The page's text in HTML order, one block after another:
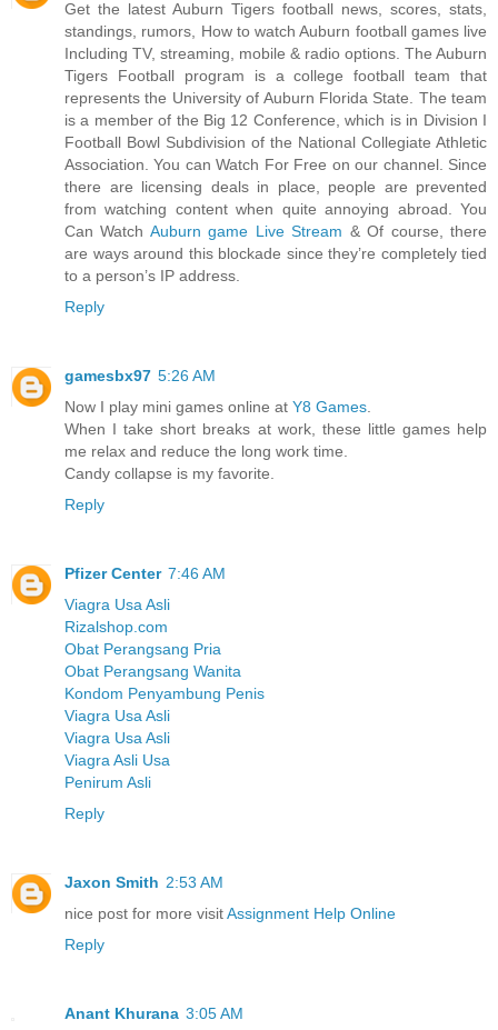
Get the latest Auburn Tigers football news, scores, stats,
standings, rumors, How to watch Auburn football games live
Including TV, streaming, mobile & radio options. The Auburn
Tigers Football program is a college football team that
represents the University of Auburn Florida State. The team
is a member of the Big 12 Conference, which is in Division I
Football Bowl Subdivision of the National Collegiate Athletic
Association. You can Watch For Free on our channel. Since
there are licensing deals in place, people are prevented
from watching content when quite annoying abroad. You
Can Watch Auburn game Live Stream & Of course, there
are ways around this blockade since they’re completely tied
to a person’s IP address.
Reply
gamesbx97 5:26 AM
Now I play mini games online at Y8 Games
When I take short breaks at work, these little games help
me relax and reduce the long work time.
Candy collapse is my favorite.
Reply
Pfizer Center 7:46 AM
Viagra Usa Asli
Rizalshop.com
Obat Perangsang Pria
Obat Perangsang Wanita
Kondom Penyambung Penis
Viagra Usa Asli
Viagra Usa Asli
Viagra Asli Usa
Penirum Asli
Reply
Jaxon Smith 2:53 AM
nice post for more visitAssignment Help Online
Reply
Anant Khurana 3:05 AM